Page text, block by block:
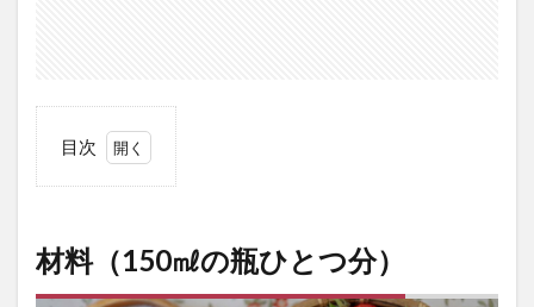
目次
㎖の
瓶ひ
材料（150㎖の瓶ひとつ分）